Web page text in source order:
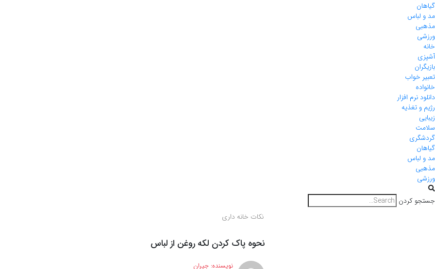
گیاهان
مد و لباس
مذهبی
ورزشی
خانه
آشپزی
بازیگران
تعبیر خواب
خانواده
دانلود نرم افزار
رژیم و تغذیه
زیبایی
سلامت
گردشگری
گیاهان
مد و لباس
مذهبی
ورزشی
جستجو کردن
نکات خانه داری
نحوه پاک کردن لکه روغن از لباس
نویسنده: جیران